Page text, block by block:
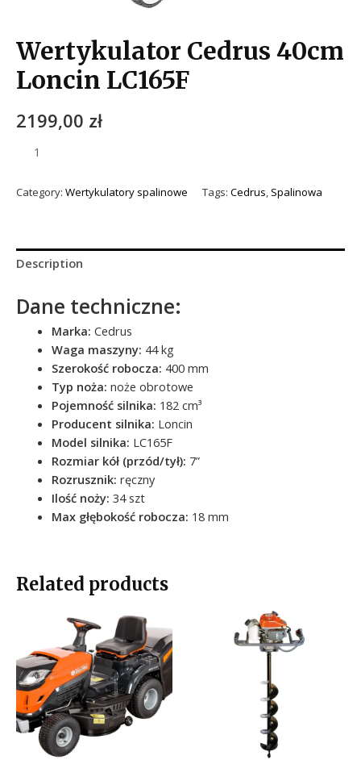
Wertykulator Cedrus 40cm
Loncin LC165F
2199,00 zł
Category: Wertykulatory spalinowe Tags: Cedrus, Spalinowa
Description
Dane techniczne:
Marka: Cedrus
Waga maszyny: 44 kg
Szerokość robocza: 400 mm
Typ noża: noże obrotowe
Pojemność silnika: 182 cm³
Producent silnika: Loncin
Model silnika: LC165F
Rozmiar kół (przód/tył): 7”
Rozrusznik: ręczny
Ilość noży: 34 szt
Max głębokość robocza: 18 mm
Related products